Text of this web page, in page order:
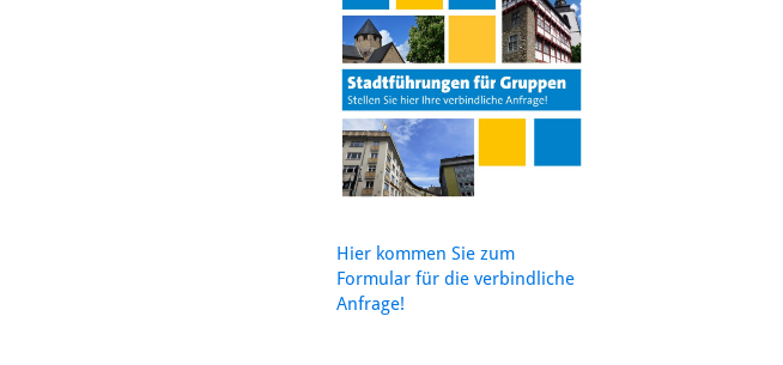
Hier kommen Sie zum
Formular für die verbindliche
Anfrage!